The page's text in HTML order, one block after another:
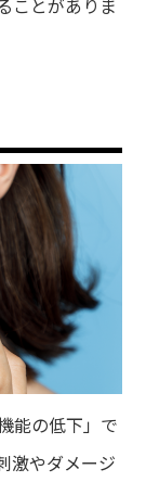
ことがありま
能の低下」で
激やダメージ